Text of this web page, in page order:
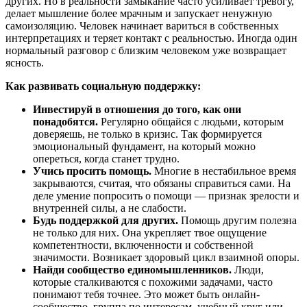
делает мышление более мрачным и запускает ненужную
самоизоляцию. Человек начинает вариться в собственных
интерпретациях и теряет контакт с реальностью. Иногда один
нормальный разговор с близким человеком уже возвращает
ясность.
Как развивать социальную поддержку:
Инвестируй в отношения до того, как они
понадобятся. Регулярно общайся с людьми, которым
доверяешь, не только в кризис. Так формируется
эмоциональный фундамент, на который можно
опереться, когда станет трудно.
Учись просить помощь. Многие в нестабильное время
закрываются, считая, что обязаны справиться сами. На
деле умение попросить о помощи — признак зрелости и
внутренней силы, а не слабости.
Будь поддержкой для других. Помощь другим полезна
не только для них. Она укрепляет твое ощущение
компетентности, включенности и собственной
значимости. Возникает здоровый цикл взаимной опоры.
Найди сообщество единомышленников. Люди,
которые сталкиваются с похожими задачами, часто
понимают тебя точнее. Это может быть онлайн-